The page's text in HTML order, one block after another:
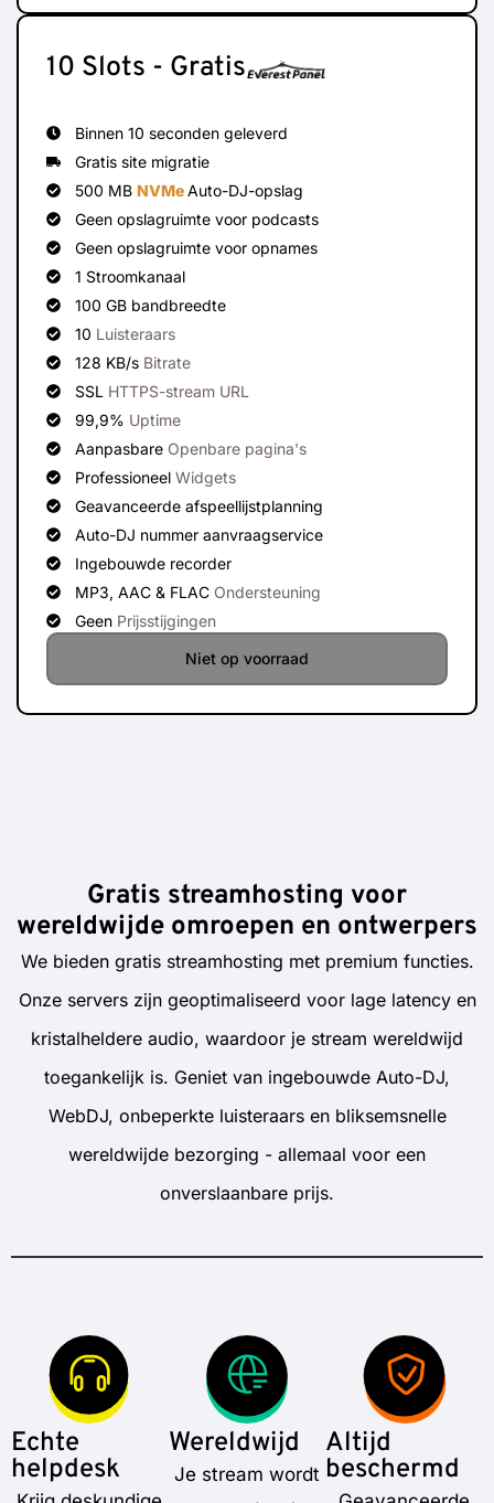
10 Slots - Gratis
Binnen 10 seconden geleverd
Gratis site migratie
500 MBNVMeAuto-DJ-opslag
Geen opslagruimte voor podcasts
Geen opslagruimte voor opnames
1 Stroomkanaal
100 GB bandbreedte
10 Luisteraars
128 KB/s Bitrate
SSL HTTPS-stream URL
99,9% Uptime
Aanpasbare Openbare pagina's
ProfessioneelWidgets
Geavanceerde afspeellijstplanning
Auto-DJ nummer aanvraagservice
Ingebouwde recorder
MP3, AAC & FLAC Ondersteuning
Geen Prijsstijgingen
Niet op voorraad
Gratis streamhosting voor
wereldwijde omroepen en ontwerpers
We bieden gratis streamhosting met premium functies.
Onze servers zijn geoptimaliseerd voor lage latency en
kristalheldere audio, waardoor je stream wereldwijd
toegankelijk is. Geniet van ingebouwde Auto-DJ,
WebDJ, onbeperkte luisteraars en bliksemsnelle
wereldwijde bezorging - allemaal voor een
onverslaanbare prijs.
Echte
helpdesk
Wereldwijd
Je stream wordt
Altijd
beschermd